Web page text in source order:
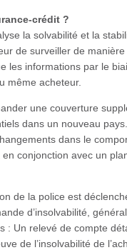
crédit ?
la solvabilité et la
de surveiller de
informations par le
même acheteur.
une couverture
dans un nouveau
dans le
conjonction avec un
de la police est
d’insolvabilité,
: Un relevé de compte
de l’insolvabilité de